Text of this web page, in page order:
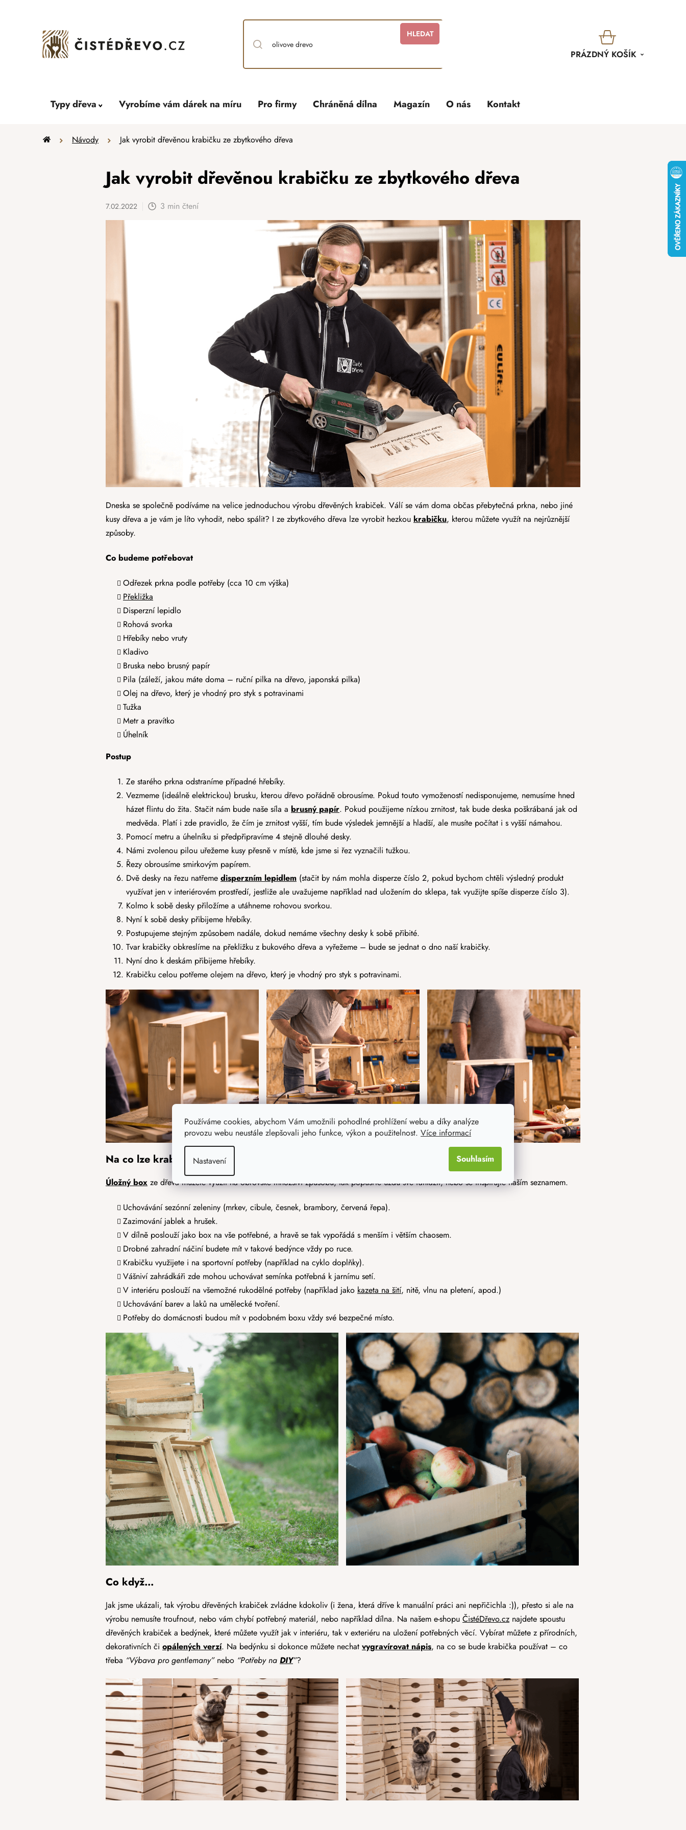
Používáme cookies, abychom Vám umožnili pohodlné prohlížení webu a díky analýze
provozu webu neustále zlepšovali jeho funkce, výkon a použitelnost. Více informací
Nastavení Souhlasím
HLEDAT
KOŠÍK
PRÁZDNÝ KOŠÍK
Typy dřeva Vyrobíme vám dárek na míru Pro firmy Chráněná dílna Magazín O nás Kontakt
Domů Návody Jak vyrobit dřevěnou krabičku ze zbytkového dřeva
Jak vyrobit dřevěnou krabičku ze zbytkového dřeva
7.02.2022 3 min čtení
Dneska se společně podíváme na velice jednoduchou výrobu dřevěných krabiček. Válí se vám doma občas přebytečná prkna, nebo jiné
kusy dřeva a je vám je líto vyhodit, nebo spálit? I ze zbytkového dřeva lze vyrobit hezkou krabičku, kterou můžete využít na nejrůznější
způsoby.
Co budeme potřebovat
Odřezek prkna podle potřeby (cca 10 cm výška)
Překližka
Disperzní lepidlo
Rohová svorka
Hřebíky nebo vruty
Kladivo
Bruska nebo brusný papír
Pila (záleží, jakou máte doma – ruční pilka na dřevo, japonská pilka)
Olej na dřevo, který je vhodný pro styk s potravinami
Tužka
Metr a pravítko
Úhelník
Postup
Ze starého prkna odstraníme případné hřebíky.
Vezmeme (ideálně elektrickou) brusku, kterou dřevo pořádně obrousíme. Pokud touto vymožeností nedisponujeme, nemusíme hned
házet flintu do žita. Stačit nám bude naše síla a brusný papír. Pokud použijeme nízkou zrnitost, tak bude deska poškrábaná jak od
medvěda. Platí i zde pravidlo, že čím je zrnitost vyšší, tím bude výsledek jemnější a hladší, ale musíte počítat i s vyšší námahou.
Pomocí metru a úhelníku si předpřipravíme 4 stejně dlouhé desky.
Námi zvolenou pilou uřežeme kusy přesně v místě, kde jsme si řez vyznačili tužkou.
Řezy obrousíme smirkovým papírem.
Dvě desky na řezu natřeme disperzním lepidlem (stačit by nám mohla disperze číslo 2, pokud bychom chtěli výsledný produkt
využívat jen v interiérovém prostředí, jestliže ale uvažujeme například nad uložením do sklepa, tak využijte spíše disperze číslo 3).
Kolmo k sobě desky přiložíme a utáhneme rohovou svorkou.
Nyní k sobě desky přibijeme hřebíky.
Postupujeme stejným způsobem nadále, dokud nemáme všechny desky k sobě přibité.
Tvar krabičky obkreslíme na překližku z bukového dřeva a vyřežeme – bude se jednat o dno naší krabičky.
Nyní dno k deskám přibijeme hřebíky.
Krabičku celou potřeme olejem na dřevo, který je vhodný pro styk s potravinami.
Na co lze krabičku využít?
Úložný box ze dřeva můžete využít na obrovské množství způsobů, tak popusťte uzdu své fantazii, nebo se inspirujte naším seznamem.
Uchovávání sezónní zeleniny (mrkev, cibule, česnek, brambory, červená řepa).
Zazimování jablek a hrušek.
V dílně poslouží jako box na vše potřebné, a hravě se tak vypořádá s menším i větším chaosem.
Drobné zahradní náčiní budete mít v takové bedýnce vždy po ruce.
Krabičku využijete i na sportovní potřeby (například na cyklo doplňky).
Vášniví zahrádkáři zde mohou uchovávat semínka potřebná k jarnímu setí.
V interiéru poslouží na všemožné rukodělné potřeby (například jako kazeta na šití, nitě, vlnu na pletení, apod.)
Uchovávání barev a laků na umělecké tvoření.
Potřeby do domácnosti budou mít v podobném boxu vždy své bezpečné místo.
Co když…
Jak jsme ukázali, tak výrobu dřevěných krabiček zvládne kdokoliv (i žena, která dříve k manuální práci ani nepřičichla :)), přesto si ale na
výrobu nemusíte troufnout, nebo vám chybí potřebný materiál, nebo například dílna. Na našem e-shopu ČistéDřevo.cz najdete spoustu
dřevěných krabiček a bedýnek, které můžete využít jak v interiéru, tak v exteriéru na uložení potřebných věcí. Vybírat můžete z přírodních,
dekorativních či opálených verzí. Na bedýnku si dokonce můžete nechat vygravírovat nápis, na co se bude krabička používat – co
třeba “Výbava pro gentlemany” nebo “Potřeby na DIY”?